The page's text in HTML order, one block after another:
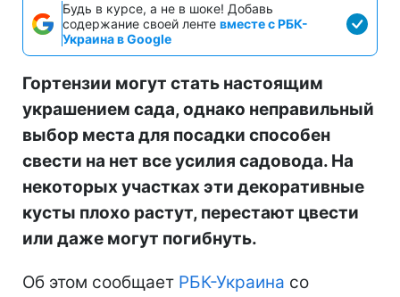
Будь в курсе, а не в шоке! Добавь
содержание своей ленте вместе с РБК-
Украина в Google
Гортензии могут стать настоящим
украшением сада, однако неправильный
выбор места для посадки способен
свести на нет все усилия садовода. На
некоторых участках эти декоративные
кусты плохо растут, перестают цвести
или даже могут погибнуть.
Об этом сообщает РБК-Украина со